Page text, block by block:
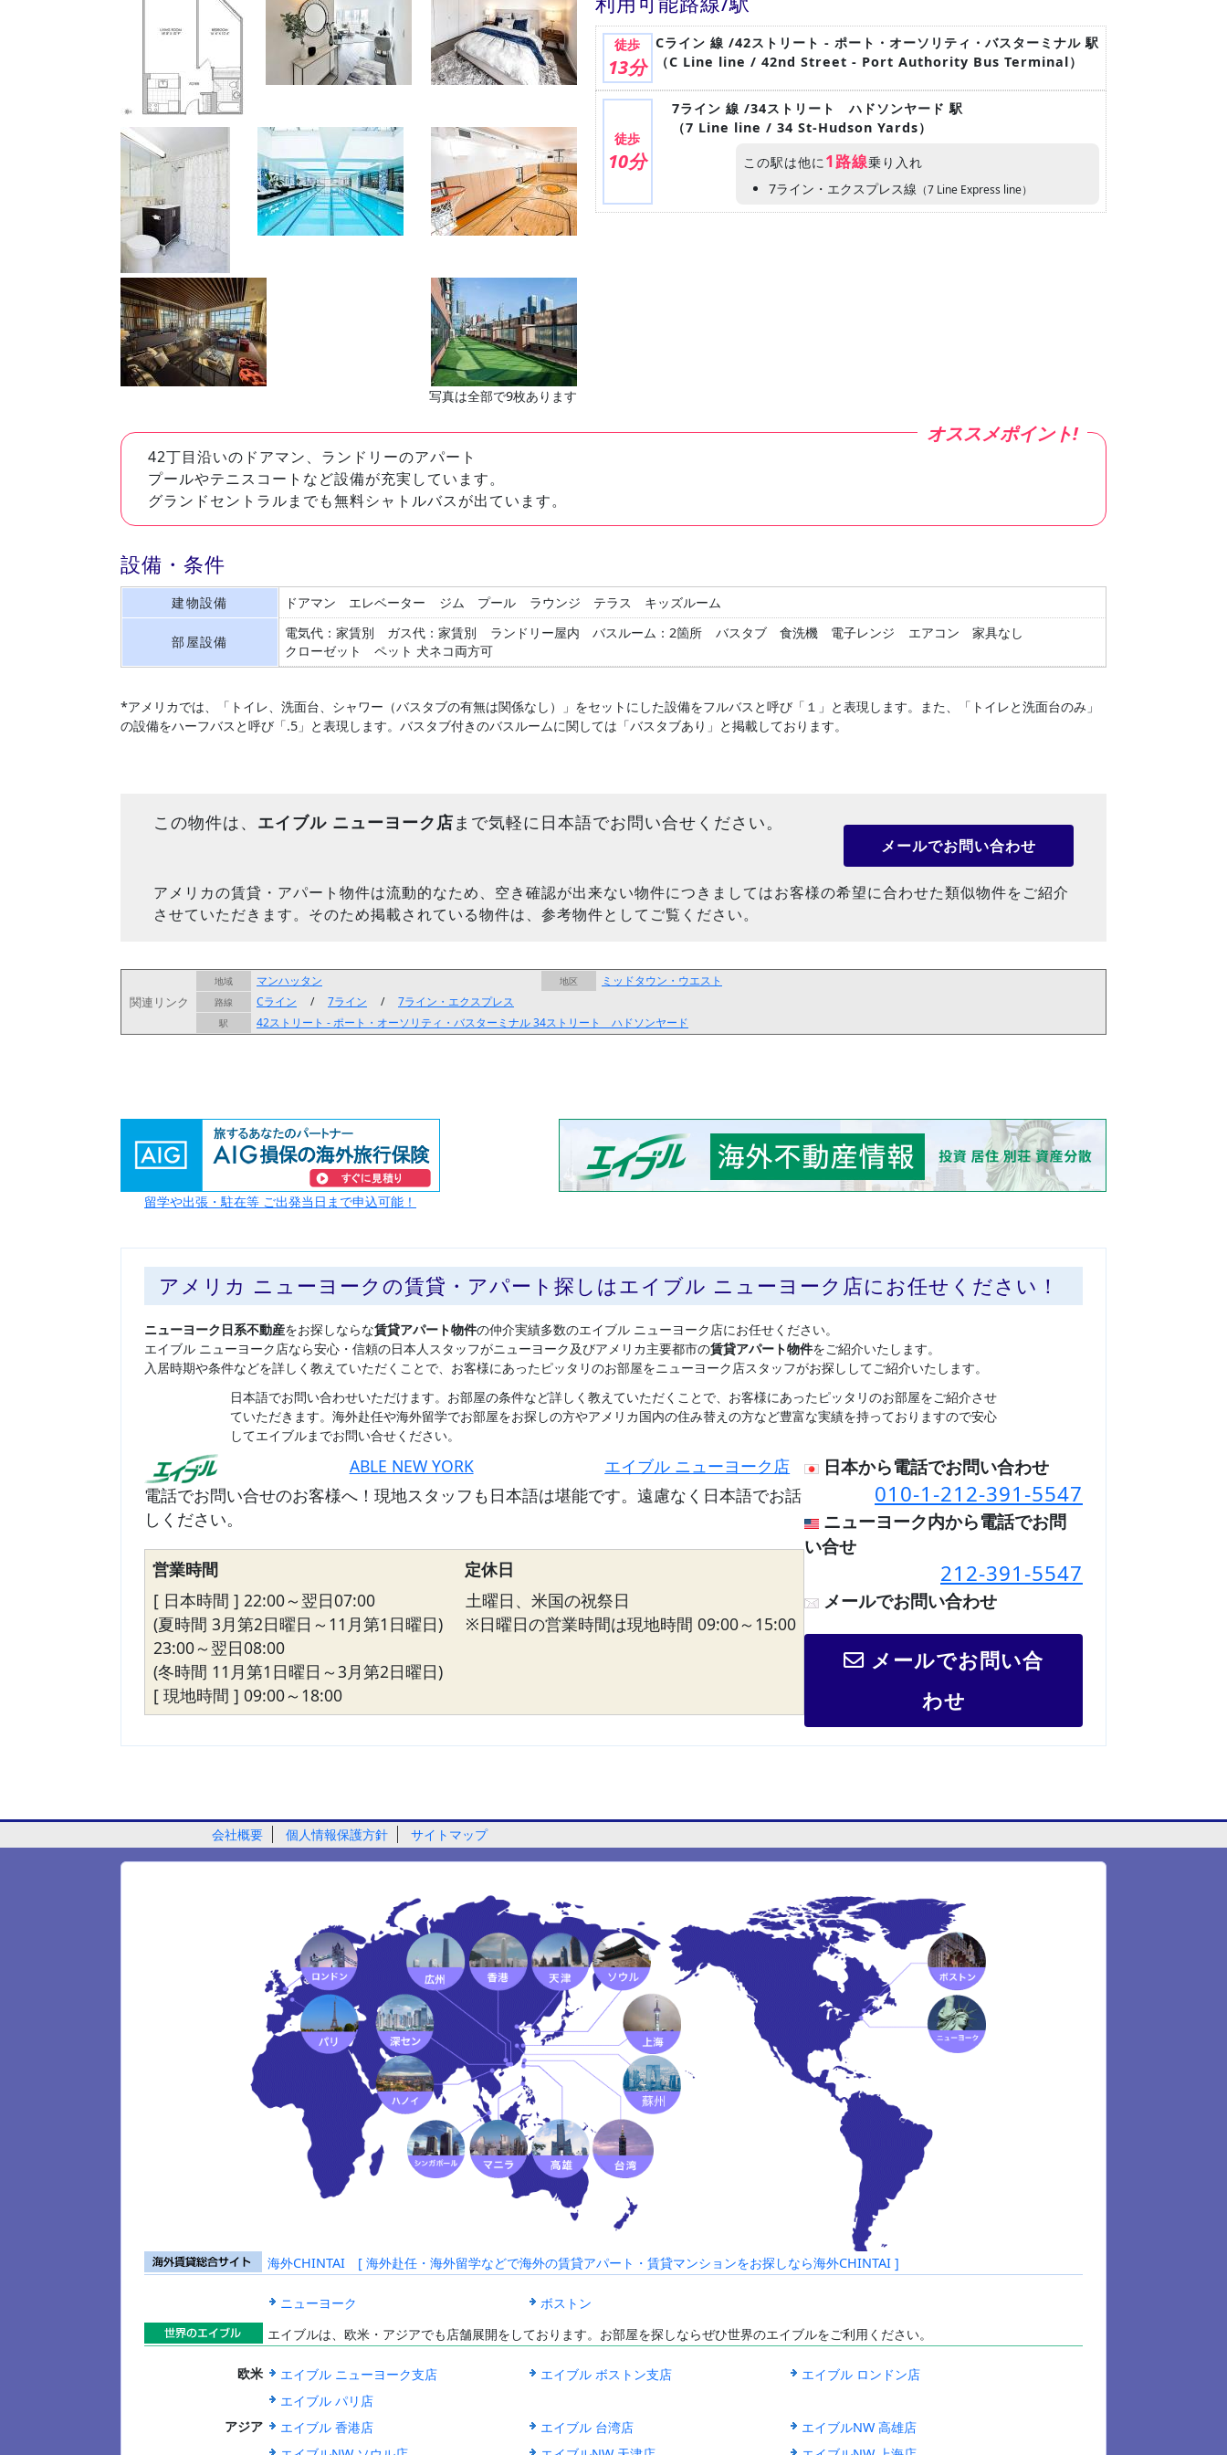
写真は全部で9枚あります
徒歩
13分
Cライン 線 /42ストリート - ポート・オーソリティ・バスターミナル 駅
（C Line line / 42nd Street - Port Authority Bus Terminal）
徒歩
10分
7ライン 線 /34ストリート ハドソンヤード 駅
（7 Line line / 34 St-Hudson Yards）
この駅は他に1路線乗り入れ
7ライン・エクスプレス線 （7 Line Express line）
42丁目沿いのドアマン、ランドリーのアパート
プールやテニスコートなど設備が充実しています。
グランドセントラルまでも無料シャトルバスが出ています。
設備・条件
建物設備 ドアマン エレベーター ジム プール ラウンジ テラス キッズルーム
部屋設備
電気代：家賃別 ガス代：家賃別 ランドリー屋内 バスルーム：2箇所 バスタブ 食洗機 電子レンジ エアコン
家具なし
クローゼット
ペット 犬ネコ両方可
*アメリカでは、「トイレ、洗面台、シャワー（バスタブの有無は関係なし）」をセットにした設備をフルバスと呼び「１」と表現します。
また、「トイレと洗面台のみ」
の設備をハーフバスと呼び「.5」と表現します。バスタブ付きのバスルームに関しては「バスタブあり」と掲載しております。
この物件は、 エイブル ニューヨーク店 まで気軽に日本語でお問い合せください。
メールでお問い合わせ
アメリカの賃貸・アパート物件は流動的なため、空き確認が出来ない物件につきましてはお客様の希望に合わせた類似物件をご紹介
させていただきます。そのため掲載されている物件は、参考物件としてご覧ください。
関連リンク
地域 マンハッタン 地区 ミッドタウン・ウエスト
路線 Cライン / 7ライン / 7ライン・エクスプレス
駅 42ストリート - ポート・オーソリティ・バスターミナル34ストリート ハドソンヤード
留学や出張・駐在等 ご出発当日まで申込可能！
アメリカ ニューヨークの賃貸・アパート探しはエイブル ニューヨーク店にお任せください！
ニューヨーク日系不動産をお探しならな賃貸アパート物件の仲介実績多数のエイブル ニューヨーク店にお任せください。
エイブル ニューヨーク店なら安心・信頼の日本人スタッフがニューヨーク及びアメリカ主要都市の賃貸アパート物件をご紹介いたします。
入居時期や条件などを詳しく教えていただくことで、お客様にあったピッタリのお部屋をニューヨーク店スタッフがお探ししてご紹介いたします。
日本語でお問い合わせいただけます。お部屋の条件など詳しく教えていただくことで、お客様にあったピッタリのお部屋をご紹介させ
ていただきます。海外赴任や海外留学でお部屋をお探しの方やアメリカ国内の住み替えの方など豊富な実績を持っておりますので安心
してエイブルまでお問い合せください。
ABLE NEW YORK
エイブル ニューヨーク店
電話でお問い合せのお客様へ！現地スタッフも日本語は堪能です。遠慮なく日本語でお話
しください。
営業時間
定休日
[ 日本時間 ] 22:00～翌日07:00
(夏時間 3月第2日曜日～11月第1日曜日)
23:00～翌日08:00
(冬時間 11月第1日曜日～3月第2日曜日)
[ 現地時間 ] 09:00～18:00
土曜日、米国の祝祭日
※日曜日の営業時間は現地時間 09:00～15:00
日本から電話でお問い合わせ
010-1-212-391-5547
ニューヨーク内から電話でお問
い合せ
212-391-5547
メールでお問い合わせ
メールでお問い合
わせ
会社概要 個人情報保護方針 サイトマップ
海外賃貸総合
海外CHINTAI [ 海外赴任・海外留学などで海外の賃貸アパート・賃貸マンションをお探しなら海外CHINTAI ]
ニューヨーク ボストン
世界のエイブ
エイブルは、欧米・アジアでも店舗展開をしております。お部屋を探しならぜひ世界のエイブルをご利用ください。
欧米 エイブル ニューヨーク支店 エイブル ボストン支店
エイブル ロンドン店
エイブル パリ店
アジア エイブル 香港店 エイブル 台湾店
エイブルNW 高雄店